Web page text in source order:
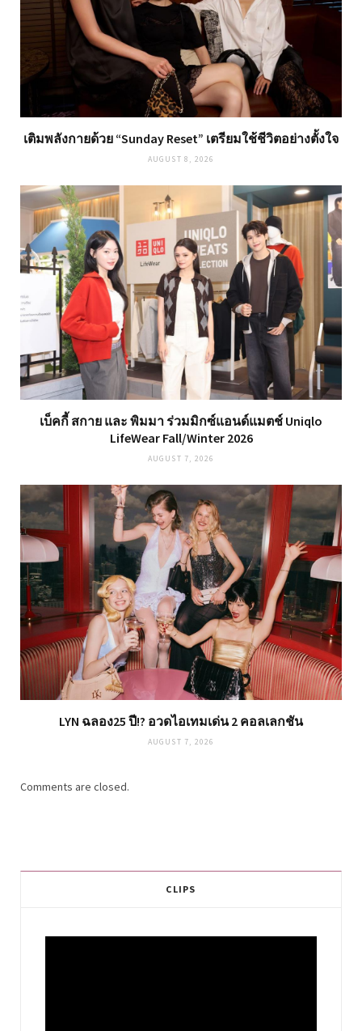
เติมพลังกายด้วย “Sunday Reset” เตรียมใช้ชีวิตอย่างตั้งใจ
AUGUST 8, 2026
เบ็คกี้ สกาย และ พิมมา ร่วมมิกซ์แอนด์แมตช์ Uniqlo
LifeWear Fall/Winter 2026
AUGUST 7, 2026
LYN ฉลอง25 ปี!? อวดไอเทมเด่น 2 คอลเลกชัน
AUGUST 7, 2026
Comments are closed.
CLIPS